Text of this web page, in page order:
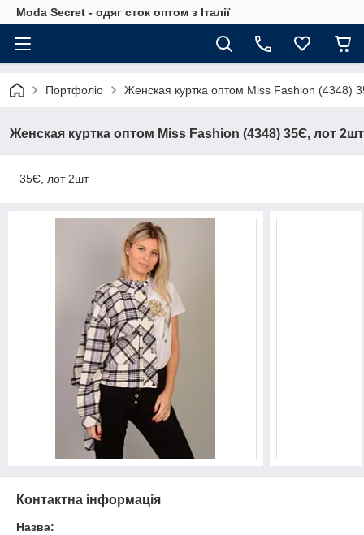
Moda Secret - одяг сток оптом з Італії
Портфоліо Женская куртка оптом Мiss Fashion (4348)
Женская куртка оптом Мiss Fashion (4348) 35Є, лот 2шт
35Є, лот 2шт
Контактна інформація
Назва: